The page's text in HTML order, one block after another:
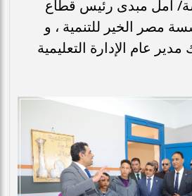
أمل مبدى رئيس قطاع
مصر الخير للتنمية ، و
عام الإدارة التعليمية